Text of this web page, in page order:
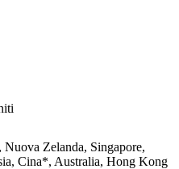
Zelanda, Singapore,
Cina*, Australia, Hong Kong